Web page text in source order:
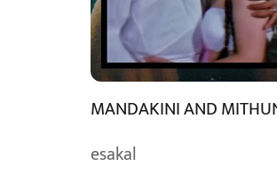
MANDAKINI AND
esakal